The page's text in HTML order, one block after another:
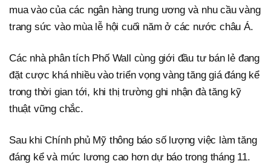
mua vào của các ngân hàng trung ương và nhu cầu vàng
trang sức vào mùa lễ hội cuối năm ở các nước châu Á.
Các nhà phân tích Phố Wall cùng giới đầu tư bán lẻ đang
đặt cược khá nhiều vào triển vọng vàng tăng giá đáng kể
trong thời gian tới, khi thị trường ghi nhận đà tăng kỹ
thuật vững chắc.
Sau khi Chính phủ Mỹ thông báo số lượng việc làm tăng
đáng kể và mức lương cao hơn dự báo trong tháng 11.